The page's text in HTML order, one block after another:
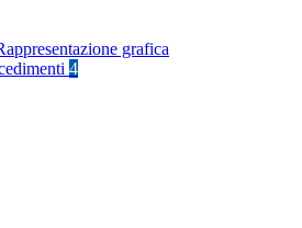
grafica
4